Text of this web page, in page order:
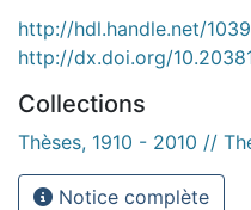
http://hdl.handle.net/
http://dx.doi.org/
Collections
Thèses, 1910 - 2010 //
Notice complète